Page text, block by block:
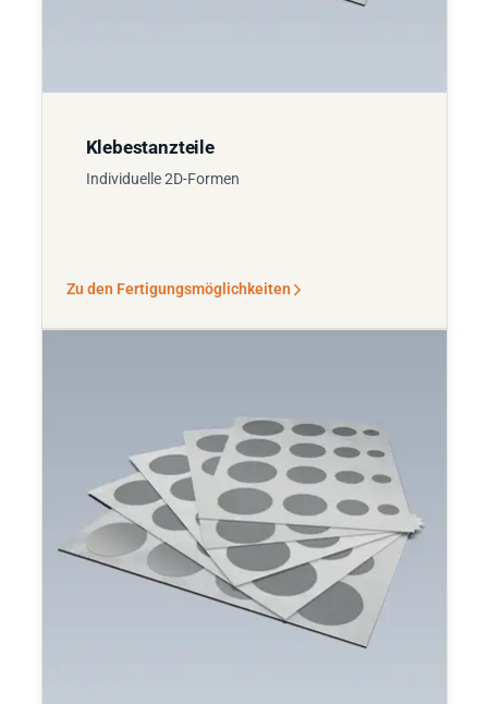
Klebestanzteile
Individuelle 2D-Formen
Zu den Fertigungsmöglichkeiten